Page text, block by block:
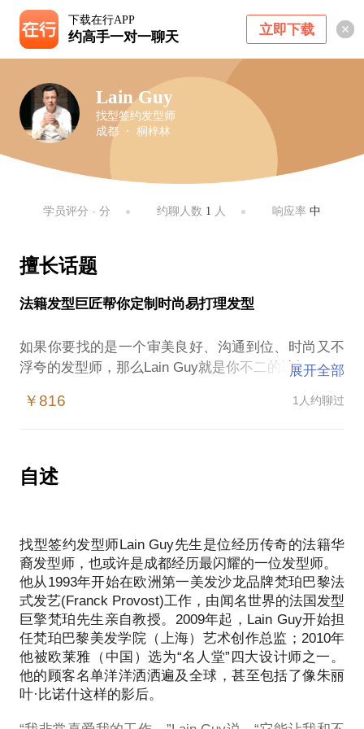
下载在行APP
约高手一对一聊天 立即下载
Lain Guy
找型签约发型师
成都 ・ 桐梓林
学员评分 - 分 约聊人数 1 人 响应率中
擅长话题
法籍发型巨匠帮你定制时尚易打理发型
如果你要找的是一个审美良好、沟通到位、时尚又不
浮夸的发型师，那么Lain Guy就是你不二的选择。
女性的“女人味”；男士的发型则力图营造简洁和阳刚
精致服帖的法式发型。
“易打理”是Lain Guy特别重视的理念，“人们的生活越
美发后我都让顾客自己吹干头发看效果，这才是适合
日常生活的好发型”。
与Lain Guy的约见内容包括：
为你设计最适合你的发型&头发修剪
展开全部
￥816 1人约聊过
自述
找型签约发型师Lain Guy先生是位经历传奇的法籍华
裔发型师，也或许是成都经历最闪耀的一位发型师。
他从1993年开始在欧洲第一美发沙龙品牌梵珀巴黎法
式发艺(Franck Provost)工作，由闻名世界的法国发型
巨擎梵珀先生亲自教授。2009年起，Lain Guy开始担
任梵珀巴黎美发学院（上海）艺术创作总监；2010年
他被欧莱雅（中国）选为“名人堂”四大设计师之一。
他的顾客名单洋洋洒洒遍及全球，甚至包括了像朱丽
叶·比诺什这样的影后。